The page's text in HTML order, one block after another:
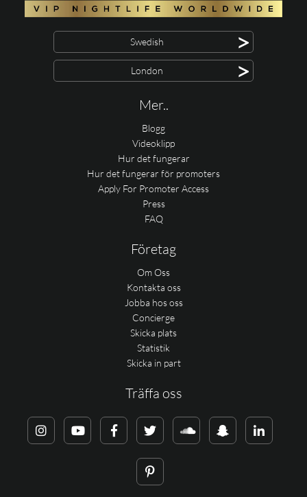
Swedish >
London >
Mer..
Blogg
Videoklipp
Hur det fungerar
Hur det fungerar för promoters
Apply For Promoter Access
Press
FAQ
Företag
Om Oss
Kontakta oss
Jobba hos oss
Concierge
Skicka plats
Statistik
Skicka in part
Träffa oss